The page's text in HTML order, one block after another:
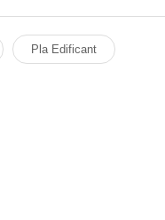
Pla Edificant